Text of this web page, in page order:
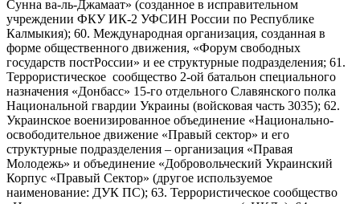
Сунна ва-ль-Джамаат» (созданное в исправительном
учреждении ФКУ ИК-2 УФСИН России по Республике
Калмыкия); 60. Международная организация, созданная в
форме общественного движения, «Форум свободных
государств постРоссии» и ее структурные подразделения; 61.
Террористическое сообщество 2-ой батальон специального
назначения «Донбасс» 15-го отдельного Славянского полка
Национальной гвардии Украины (войсковая часть 3035); 62.
Украинское военизированное объединение «Национально-
освободительное движение «Правый сектор» и его
структурные подразделения – организация «Правая
Молодежь» и объединение «Добровольческий Украинский
Корпус «Правый Сектор» (другое используемое
наименование: ДУК ПС); 63. Террористическое сообщество